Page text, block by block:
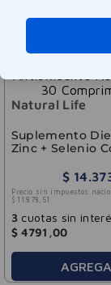
Natural Life
Suplemento
Zinc + Selenio
30
$ 14.
Precio sin impuestos
$ 11 .878 , 51
3 cuotas sin
$ 4791 ,00